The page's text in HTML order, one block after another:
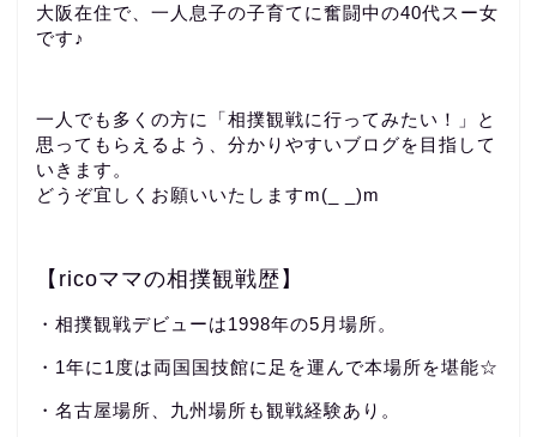
大阪在住で、一人息子の子育てに奮闘中の40代スー女
です♪
一人でも多くの方に「相撲観戦に行ってみたい！」と
思ってもらえるよう、分かりやすいブログを目指して
いきます。
どうぞ宜しくお願いいたしますm(_ _)m
【ricoママの相撲観戦歴】
・相撲観戦デビューは1998年の5月場所。
・1年に1度は両国国技館に足を運んで本場所を堪能☆
・名古屋場所、九州場所も観戦経験あり。